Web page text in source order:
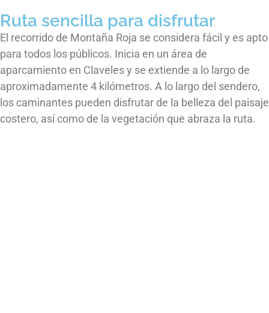
Ruta sencilla para disfrutar
El recorrido de Montaña Roja se considera fácil y es apto
para todos los públicos. Inicia en un área de
aparcamiento en Claveles y se extiende a lo largo de
aproximadamente 4 kilómetros. A lo largo del sendero,
los caminantes pueden disfrutar de la belleza del paisaje
costero, así como de la vegetación que abraza la ruta.